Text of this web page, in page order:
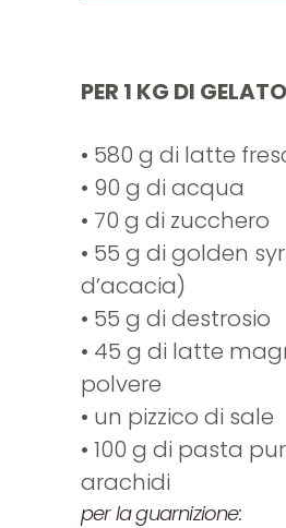
PER 1 KG DI GELATO
• 580 g di latte
• 90 g di acqua
• 70 g di zucchero
• 55 g di golden
d’acacia)
• 55 g di destrosio
• 45 g di latte
polvere
• un pizzico di sale
• 100 g di pasta
arachidi
per la guarnizione: